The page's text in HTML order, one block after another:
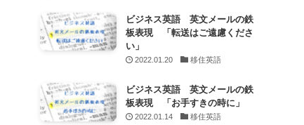
ビジネス英語 英文メールの鉄
板表現 「転送はご遠慮くださ
い」
2022.01.20 移住英語
ビジネス英語 英文メールの鉄
板表現 「お手すきの時に」
2022.01.14 移住英語